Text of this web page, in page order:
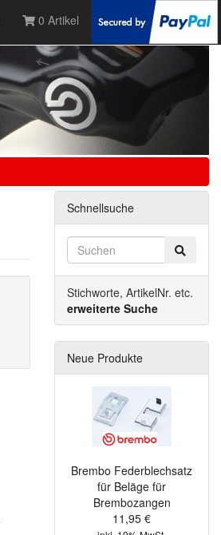
0 Artikel
Schnellsuche
Stichworte, ArtikelNr. etc.
erweiterte Suche
Neue Produkte
Brembo Federblechsatz
für Beläge für
Brembozangen
11,95 €